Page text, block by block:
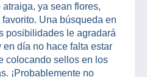
ya sean flores,
Una búsqueda en
posibilidades le agradará
día no hace falta estar
colocando sellos en los
¡Probablemente no